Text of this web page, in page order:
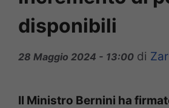
disponibili
28 Maggio 2024 - 13:00 di
Il Ministro Bernini ha